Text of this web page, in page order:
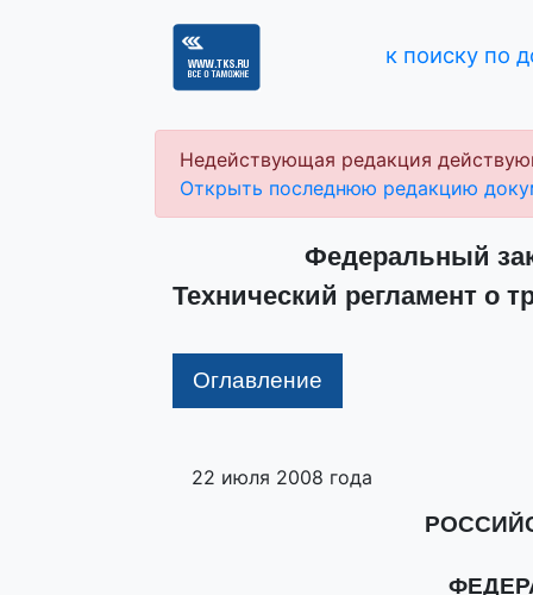
к поиску по
Недействующая редакция
Открыть последнюю редакцию
Федеральный
Технический регламент о
Оглавление
22 июля 2008 года